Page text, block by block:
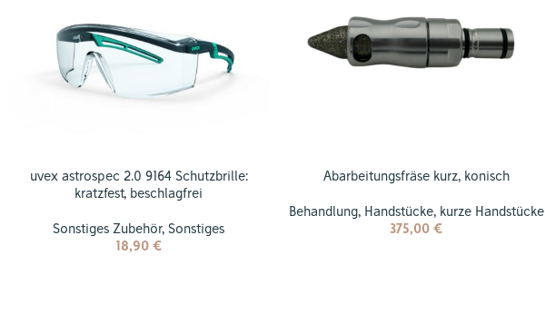
uvex astrospec 2.0 9164 Schutzbrille:
kratzfest, beschlagfrei
Sonstiges Zubehör,Sonstiges
18,90€
Abarbeitungsfräse kurz, konisch
Behandlung, Handstücke, kurze Handstücke
375,00€